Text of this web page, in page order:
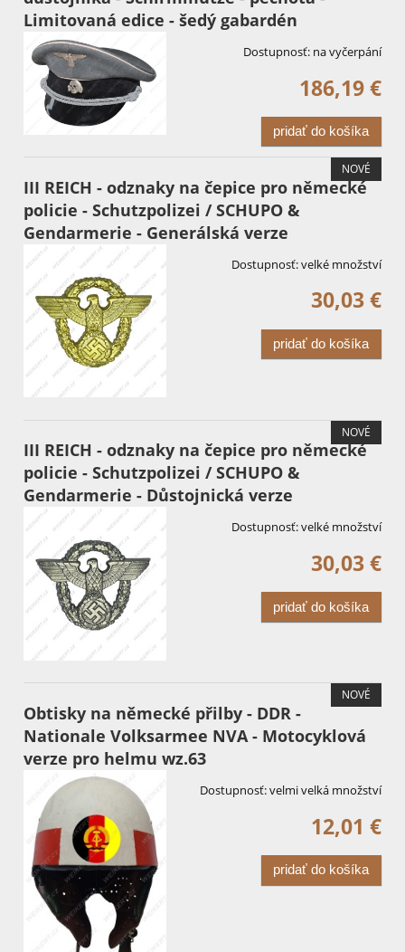
Limitovaná edice - šedý gabardén
Dostupnosť: na vyčerpání
186,19 €
pridať do košíka
III REICH - odznaky na čepice pro německé
policie - Schutzpolizei / SCHUPO &
Gendarmerie - Generálská verze
Dostupnosť:velké množství
30,03 €
pridať do košíka
NOVÉ
III REICH - odznaky na čepice pro německé
policie - Schutzpolizei / SCHUPO &
Gendarmerie - Důstojnická verze
Dostupnosť:velké množství
30,03 €
pridať do košíka
NOVÉ
Obtisky na německé přilby - DDR -
Nationale Volksarmee NVA - Motocyklová
verze pro helmu wz.63
Dostupnosť:velmi velká množství
12,01 €
pridať do košíka
NOVÉ